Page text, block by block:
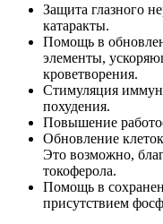
Защита глазного
катаракты.
Помощь в
элементы,
кроветворения.
Стимуляция
похудения.
Повышение
Обновление
Это возможно,
токоферола.
Помощь в
присутствием